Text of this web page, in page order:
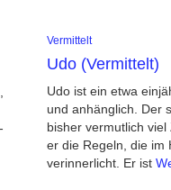
Vermittelt
Udo (Vermittelt)
Udo ist ein etwa
und anhänglich. Der
bisher vermutlich
er die Regeln, die im
verinnerlicht. Er ist